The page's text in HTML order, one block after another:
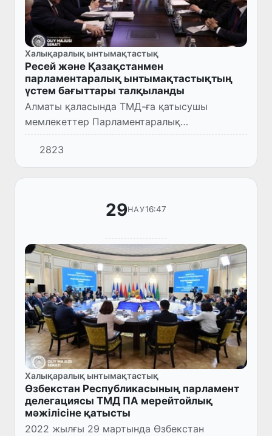
Халықаралық ынтымақтастық
Ресей және Қазақстанмен
парламентаралық ынтымақтастықтың
үстем бағыттары талқыланды
Алматы қаласында ТМД-ға қатысушы
мемлекеттер Парламентаралық
Ассамблеясы Кеңесінің салтанатты
мәжілісіне қатысу аясында Өзбекстан
Республикасы Олий Мажлисі Сенатының
2823
29НАУ16:47
Халықаралық ынтымақтастық
Өзбекстан Республикасының парламент
делегациясы ТМД ПА мерейтойлық
мәжілісіне қатысты
2022 жылғы 29 мартында Өзбекстан